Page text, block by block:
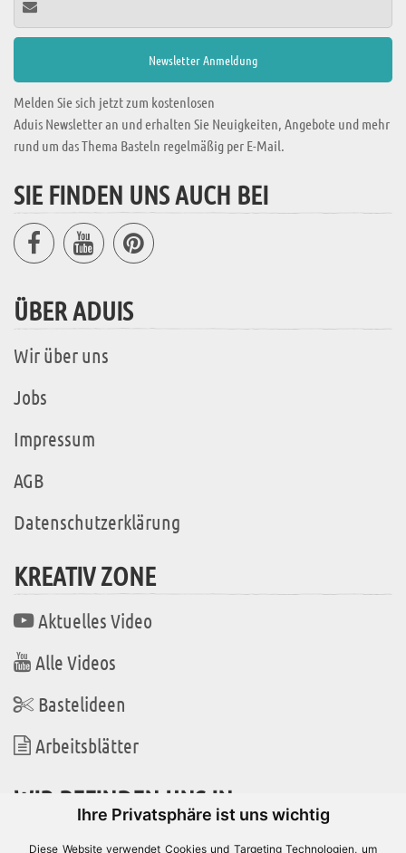
Ihre Privatsphäre ist uns wichtig
Diese Website verwendet Cookies und Targeting Technologien, um
Melden Sie sich jetzt zum kostenlosen
Aduis Newsletter an und erhalten Sie Neuigkeiten, Angebote und mehr
rund um das Thema Basteln regelmäßig per E-Mail.
SIE FINDEN UNS AUCH BEI
ÜBER ADUIS
Wir über uns
Jobs
Impressum
AGB
Datenschutzerklärung
KREATIV ZONE
Aktuelles Video
Alle Videos
Bastelideen
Arbeitsblätter
WIR BEFINDEN UNS IN